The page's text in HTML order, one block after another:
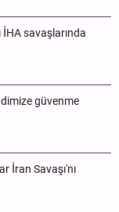
İHA savaşlarında
güvenme
İran Savaşı'nı